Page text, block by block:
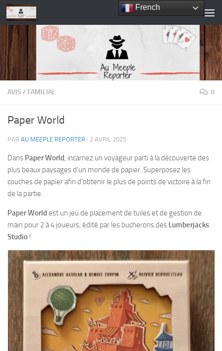
Skip to content
AVIS / FAMILIAL 0
Paper World
PAR AU MEEPLE REPORTER · 2 AVRIL 2025
Dans Paper World, incarnez un voyageur parti à la découverte des
plus beaux paysages d’un monde de papier. Superposez les
couches de papier afin d’obtenir le plus de points de victoire à la fin
de la partie.
Paper World est un jeu de placement de tuiles et de gestion de
main pour 2 à 4 joueurs, édité par les bucherons des Lumberjacks
Studio !
French